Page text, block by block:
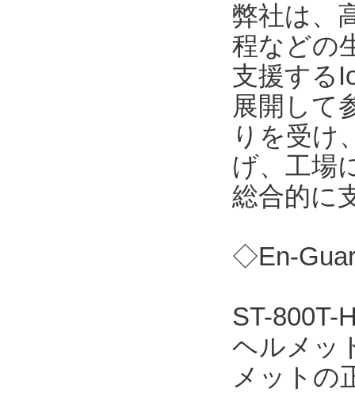
弊社は、
程などの
支援する
展開して
りを受け
げ、工場
総合的に
◇En-
ST-800T-
ヘルメッ
メットの